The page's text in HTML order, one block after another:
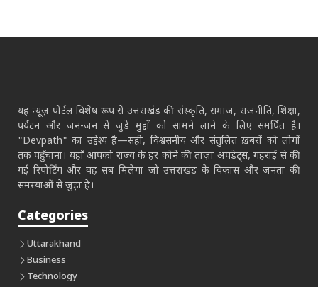
यह न्यूज़ पोर्टल विशेष रूप से उत्तराखंड की संस्कृति, समाज, राजनीति, शिक्षा,
पर्यटन और जन-जन से जुड़े मुद्दों को सामने लाने के लिए समर्पित है।
"Devpath" का उद्देश्य है—सही, विश्वसनीय और संतुलित ख़बरों को लोगों
तक पहुँचाना। यहाँ आपको राज्य के हर कोने की ताज़ा अपडेट्स, गहराई से की
गई रिपोर्टिंग और वह सब मिलेगा जो उत्तराखंड के विकास और जनता की
समस्याओं से जुड़ा है।
Categories
Uttarakhand
Business
Technology